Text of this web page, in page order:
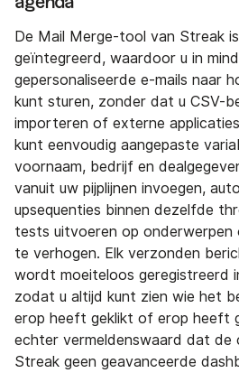
De Mail Merge-tool van Streak
geïntegreerd, waardoor u in
gepersonaliseerde e-mails naar
kunt sturen, zonder dat u CSV-
importeren of externe
kunt eenvoudig aangepaste
voornaam, bedrijf en
vanuit uw pijplijnen invoegen,
upsequenties binnen dezelfde
tests uitvoeren op onderwerpen
te verhogen. Elk verzonden
wordt moeiteloos geregistreerd
zodat u altijd kunt zien wie het
erop heeft geklikt of erop heeft
echter vermeldenswaard dat de
Streak geen geavanceerde